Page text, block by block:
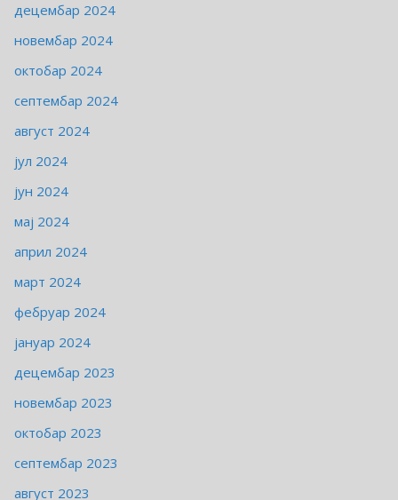
децембар 2024
новембар 2024
октобар 2024
септембар 2024
август 2024
јул 2024
јун 2024
мај 2024
април 2024
март 2024
фебруар 2024
јануар 2024
децембар 2023
новембар 2023
октобар 2023
септембар 2023
август 2023